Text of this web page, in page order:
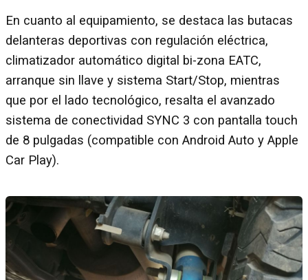
En cuanto al equipamiento, se destaca las butacas
delanteras deportivas con regulación eléctrica,
climatizador automático digital bi-zona EATC,
arranque sin llave y sistema Start/Stop, mientras
que por el lado tecnológico, resalta el avanzado
sistema de conectividad SYNC 3 con pantalla touch
de 8 pulgadas (compatible con Android Auto y Apple
Car Play).